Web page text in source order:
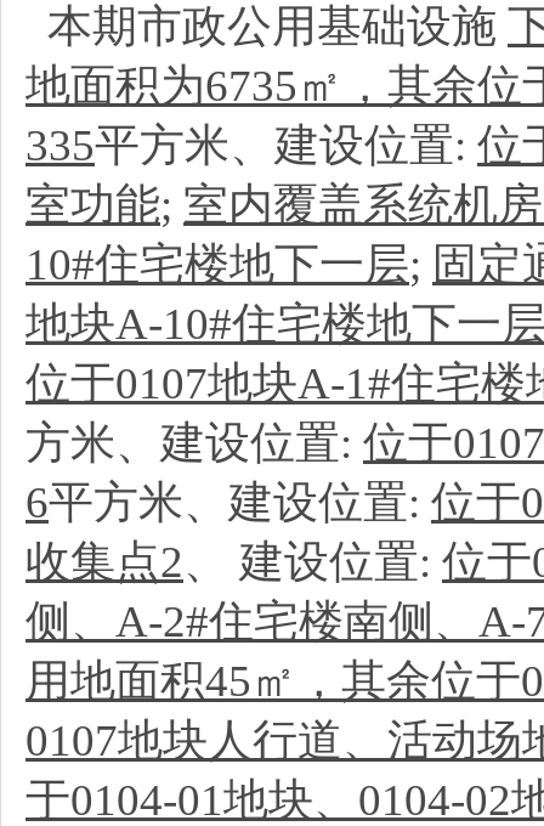
本期市政公用基础设施
地面积为6735㎡，其余位
335平方米、建设位置: 位
室功能; 室内覆盖系统机
10#住宅楼地下一层; 固定
地块A-10#住宅楼地下一
位于0107地块A-1#住宅楼
方米、建设位置: 位于
6平方米、建设位置: 位于
收集点2、 建设位置: 位于
侧、A-2#住宅楼南侧、A-
用地面积45㎡，其余位于
0107地块人行道、活动
于0104-01地块、0104-02